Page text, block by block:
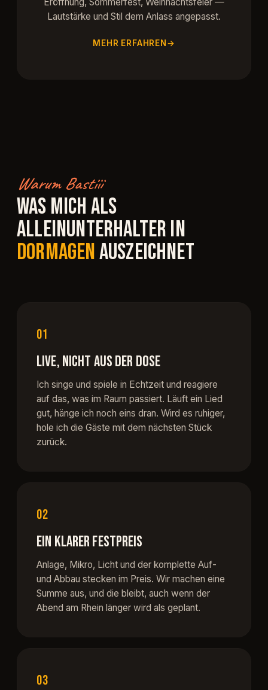
Lautstärke und Stil dem Anlass angepasst.
MEHR ERFAHREN
Warum Bastiii
WAS MICH ALS
ALLEINUNTERHALTER IN
DORMAGENAUSZEICHNET
01
LIVE, NICHT AUS DER DOSE
Ich singe und spiele in Echtzeit und reagiere
auf das, was im Raum passiert. Läuft ein Lied
gut, hänge ich noch eins dran. Wird es ruhiger,
hole ich die Gäste mit dem nächsten Stück
zurück.
02
EIN KLARER FESTPREIS
Anlage, Mikro, Licht und der komplette Auf-
und Abbau stecken im Preis. Wir machen eine
Summe aus, und die bleibt, auch wenn der
Abend am Rhein länger wird als geplant.
03